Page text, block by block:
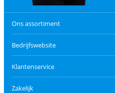
Ons assortiment
Bedrijfswebsite
Klantenservice
Zakelijk